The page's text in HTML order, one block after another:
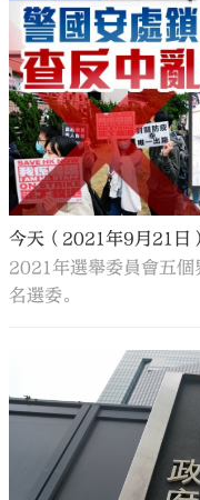
今天（2021年9月21日
2021年選舉委員會五
名選委。